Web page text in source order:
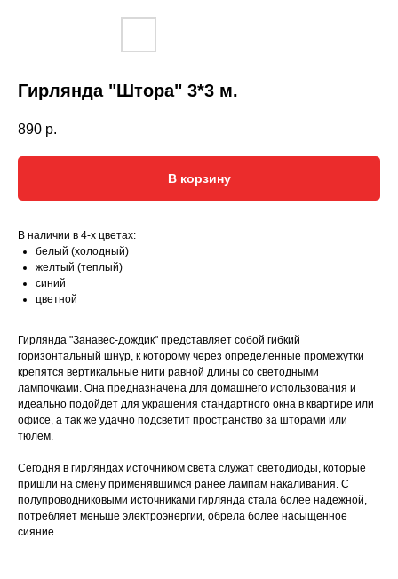
Гирлянда "Штора" 3*3 м.
890 р.
В корзину
В наличии в 4-х цветах:
белый (холодный)
желтый (теплый)
синий
цветной
Гирлянда "Занавес-дождик" представляет собой гибкий
горизонтальный шнур, к которому через определенные промежутки
крепятся вертикальные нити равной длины со светодными
лампочками. Она предназначена для домашнего использования и
идеально подойдет для украшения стандартного окна в квартире или
офисе, а так же удачно подсветит пространство за шторами или
тюлем.
Сегодня в гирляндах источником света служат светодиоды, которые
пришли на смену применявшимся ранее лампам накаливания. С
полупроводниковыми источниками гирлянда стала более надежной,
потребляет меньше электроэнергии, обрела более насыщенное
сияние.